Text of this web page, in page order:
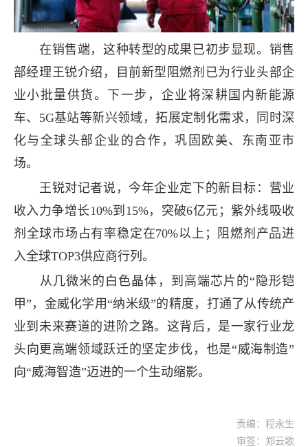
在销售端，这种转型的成果已初步显现。销售
部经理王锐介绍，目前新型阻燃剂已为行业头部企
业小批量供货。下一步，企业将深耕国内新能源
车、5G基站等新兴领域，拓展定制化需求，同时深
化与全球头部企业的合作，巩固欧美、东南亚市
场。
王锐对记者说，今年企业定下的新目标：营业
收入力争增长10%到15%，突破6亿元；紫外线吸收
剂全球市场占有率稳定在70%以上；阻燃剂产品进
入全球TOP3供应商行列。
从几微米的白色晶体，到高端芯片的“隐形铠
甲”，金威化学用“纳米级”的精度，打通了从传统产
业到未来赛道的进阶之路。这背后，是一家行业龙
头向更高端领域跃迁的坚定步伐，也是“威海制造”
向“威海智造”迈进的一个生动缩影。
责编：程永生
审签：郑云歌